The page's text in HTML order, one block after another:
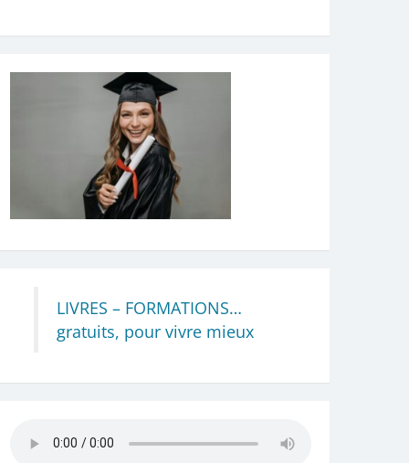
LIVRES – FORMATIONS…
gratuits, pour vivre mieux